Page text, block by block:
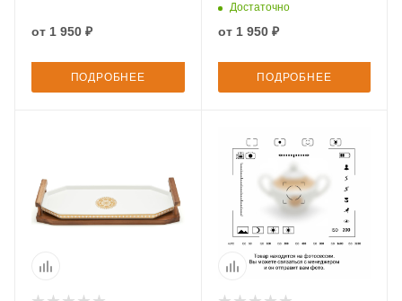
от 1 950 ₽
ПОДРОБНЕЕ
Достаточно
от 1 950 ₽
ПОДРОБНЕЕ